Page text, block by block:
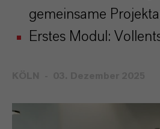
gemeinsame
Erstes Modul: